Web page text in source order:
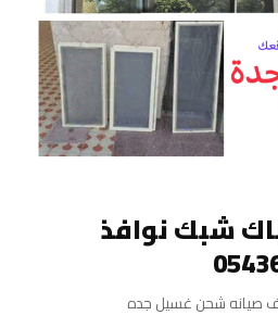
شبك نوافذ
صيانه شحن غسيل جده